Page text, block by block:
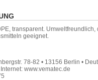
transparent. Umweltfreundlich,
geeignet.
78-82 • 13156 Berlin •
www.vematec.de